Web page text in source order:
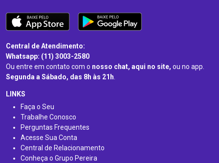
Central de Atendimento:
Whatsapp: (11) 3003-2580
Ou entre em contato com o nosso chat, aqui no site, ou no app.
Segunda a Sábado, das 8h às 21h.
LINKS
Faça o Seu
Trabalhe Conosco
Perguntas Frequentes
Acesse Sua Conta
Central de Relacionamento
Conheça o Grupo Pereira